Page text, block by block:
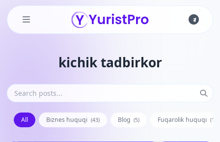
kichik tadbirkor
All Biznes huquqi (43) Blog (5) Fuqarolik huquqi